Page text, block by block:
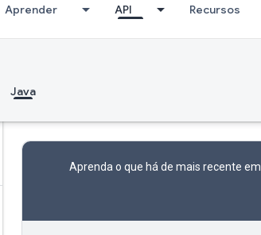
Aprender API Recursos
Java
Aprenda o que há de mais recente